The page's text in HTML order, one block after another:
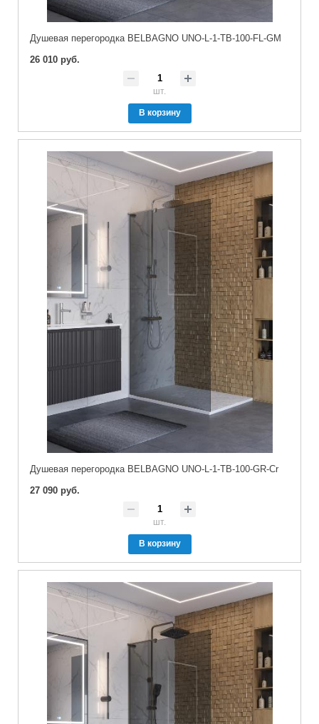
Душевая перегородка BELBAGNO UNO-L-1-TB-100-FL-GM
26 010 руб.
шт.
В корзину
Душевая перегородка BELBAGNO UNO-L-1-TB-100-GR-Cr
27 090 руб.
шт.
В корзину